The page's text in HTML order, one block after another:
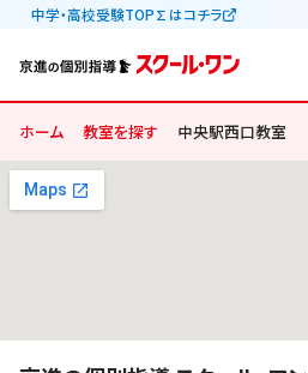
中学・高校受験TOP∑はコチラ
ホーム 教室を探す 中央駅西口教室